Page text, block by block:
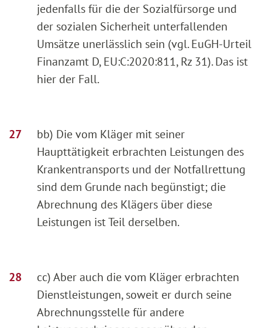
jedenfalls für die der Sozialfürsorge und
der sozialen Sicherheit unterfallenden
Umsätze unerlässlich sein (vgl. EuGH-Urteil
Finanzamt D, EU:C:2020:811, Rz 31). Das ist
hier der Fall.
bb) Die vom Kläger mit seiner
Haupttätigkeit erbrachten Leistungen des
Krankentransports und der Notfallrettung
sind dem Grunde nach begünstigt; die
Abrechnung des Klägers über diese
Leistungen ist Teil derselben.
cc) Aber auch die vom Kläger erbrachten
Dienstleistungen, soweit er durch seine
Abrechnungsstelle für andere